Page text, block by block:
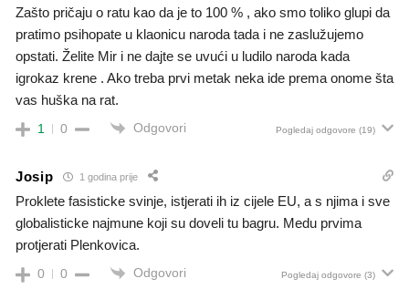
Zašto pričaju o ratu kao da je to 100 % , ako smo toliko glupi da
pratimo psihopate u klaonicu naroda tada i ne zaslužujemo
opstati. Želite Mir i ne dajte se uvući u ludilo naroda kada
igrokaz krene . Ako treba prvi metak neka ide prema onome šta
vas huška na rat.
1 0 Odgovori Pogledaj odgovore (19)
Josip 1 godina prije
Proklete fasisticke svinje, istjerati ih iz cijele EU, a s njima i sve
globalisticke najmune koji su doveli tu bagru. Medu prvima
protjerati Plenkovica.
0 0 Odgovori Pogledaj odgovore (3)